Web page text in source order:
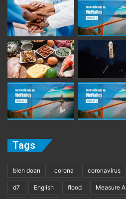
Tags
bien doan corona coronavirus
d7 English flood Measure A